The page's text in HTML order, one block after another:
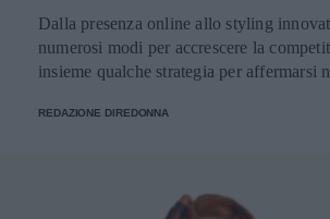
Dalla presenza online allo styling
numerosi modi per accrescere la
insieme qualche strategia per affermarsi
REDAZIONE DIREDONNA